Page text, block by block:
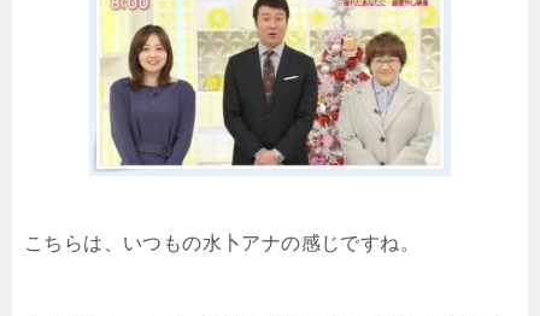
こちらは、いつもの水卜アナの感じですね。